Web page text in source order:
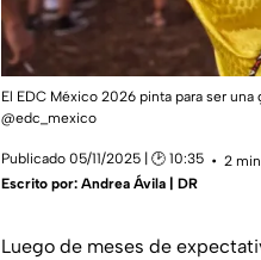
El EDC México 2026 pinta para ser
@edc_mexico
Publicado 05/11/2025 | 🕑 10:35
2
Escrito por: Andrea Ávila | DR
Luego de meses de